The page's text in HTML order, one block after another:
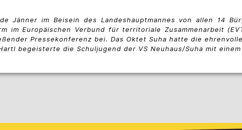
Jänner im Beisein des Landeshauptmannes von allen 14
im Europäischen Verbund für territoriale Zusammenarbeit
Pressekonferenz bei. Das Oktet Suha hatte die
begeisterte die Schuljugend der VS Neuhaus/Suha mit